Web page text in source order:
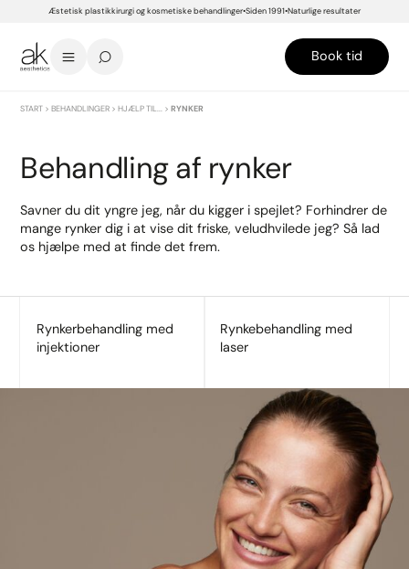
Æstetisk plastikkirurgi og kosmetiske behandlinger Siden 1991 Naturlige resultater
Book tid
START >BEHANDLINGER >HJÆLP TIL... >RYNKER
Behandling af rynker
Savner du dit yngre jeg, når du kigger i spejlet? Forhindrer de
mange rynker dig i at vise dit friske, veludhvilede jeg? Så lad
os hjælpe med at finde det frem.
Rynkerbehandling med
injektioner
Rynkebehandling med
laser